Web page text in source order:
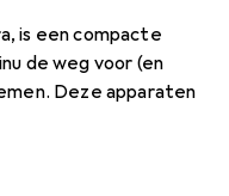
is een compacte
de weg voor (en
Deze apparaten